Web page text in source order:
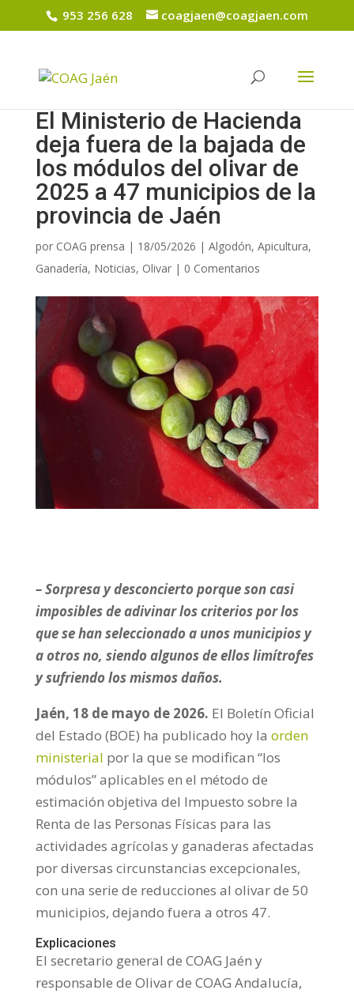
953 256 628 coagjaen@coagjaen.com
El Ministerio de Hacienda
deja fuera de la bajada de
los módulos del olivar de
2025 a 47 municipios de la
provincia de Jaén
por COAG prensa | 18/05/2026 | Algodón, Apicultura,
Ganadería, Noticias, Olivar| 0 Comentarios
– Sorpresa y desconcierto porque son casi
imposibles de adivinar los criterios por los
que se han seleccionado a unos municipios y
a otros no, siendo algunos de ellos limítrofes
y sufriendo los mismos daños.
Jaén, 18 de mayo de 2026. El Boletín Oficial
del Estado (BOE) ha publicado hoy la orden
ministerial por la que se modifican “los
módulos” aplicables en el método de
estimación objetiva del Impuesto sobre la
Renta de las Personas Físicas para las
actividades agrícolas y ganaderas afectadas
por diversas circunstancias excepcionales,
con una serie de reducciones al olivar de 50
municipios, dejando fuera a otros 47.
Explicaciones
El secretario general de COAG Jaén y
responsable de Olivar de COAG Andalucía,